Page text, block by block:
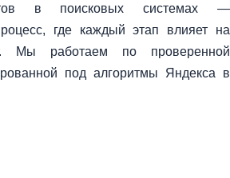
в поисковых системах —
где каждый этап влияет на
Мы работаем по проверенной
под алгоритмы Яндекса в